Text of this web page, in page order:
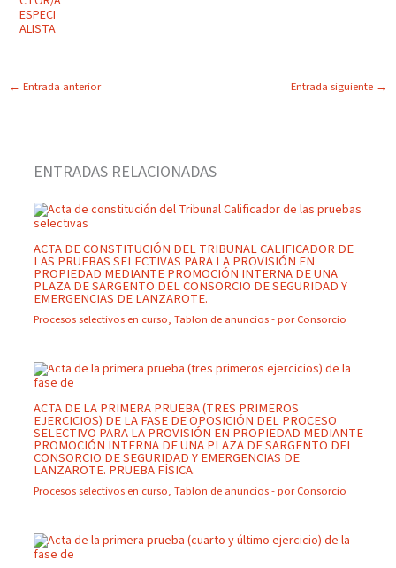
← Entrada anterior Entrada siguiente →
ENTRADAS RELACIONADAS
ACTA DE CONSTITUCIÓN DEL TRIBUNAL CALIFICADOR DE
LAS PRUEBAS SELECTIVAS PARA LA PROVISIÓN EN
PROPIEDAD MEDIANTE PROMOCIÓN INTERNA DE UNA
PLAZA DE SARGENTO DEL CONSORCIO DE SEGURIDAD Y
EMERGENCIAS DE LANZAROTE.
Procesos selectivos en curso, Tablon de anuncios- por Consorcio
ACTA DE LA PRIMERA PRUEBA (TRES PRIMEROS
EJERCICIOS) DE LA FASE DE OPOSICIÓN DEL PROCESO
SELECTIVO PARA LA PROVISIÓN EN PROPIEDAD MEDIANTE
PROMOCIÓN INTERNA DE UNA PLAZA DE SARGENTO DEL
CONSORCIO DE SEGURIDAD Y EMERGENCIAS DE
LANZAROTE. PRUEBA FÍSICA.
Procesos selectivos en curso, Tablon de anuncios- por Consorcio